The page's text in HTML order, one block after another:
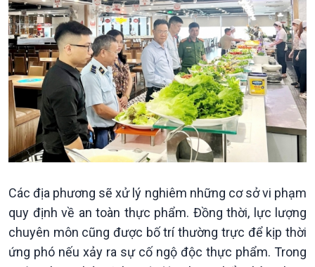
Đảng trong cuộc sống
Nhận diện sự thật
Pháp luật và đời sống
Biên cương - Một dải vững
bền
Kinh tế
Tin Kinh tế
Dòng chảy Kinh tế
Sức sống hàng Việt
Khởi nghiệp
Tuyên chiến với gian lận
thương mại
Nông nghiệp & Biển đảo
Tin Nông nghiệp & Biển
Mùa vàng
Biển đảo Việt Nam
Tâm tình biên giới và hải
đảo
Tìm hiểu biển, đảo Việt
Các địa phương sẽ xử lý nghiêm những cơ sở vi phạm
quy định về an toàn thực phẩm. Đồng thời, lực lượng
chuyên môn cũng được bố trí thường trực để kịp thời
ứng phó nếu xảy ra sự cố ngộ độc thực phẩm. Trong